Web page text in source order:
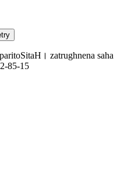
zatrughnena saha
85-15